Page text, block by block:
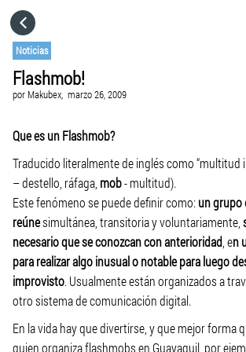
Noticias
Flashmob!
por Makubex, marzo 26, 2009
Que es un Flashmob?
Traducido literalmente de inglés como “multitud
– destello, ráfaga, mob- multitud).
Este fenómeno se puede definir como:un grupo
reúnesimultánea, transitoria y voluntariamente,
necesario que se conozcan con anterioridad , en
para realizar algo inusual o notablepara luego
improvisto. Usualmente están organizados a
otro sistema de comunicación digital.
En la vida hay que divertirse, y que mejor forma
quien organiza flashmobs en Guayaquil, por
VISITA EL SITIO WEB